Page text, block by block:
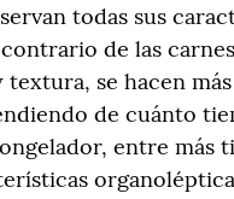
todas sus
de las
se hacen
de cuánto
entre más